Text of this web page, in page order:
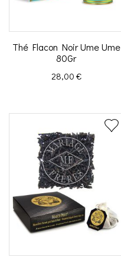
Thé Flacon Noir Ume Ume
80Gr
Prix
28,00 €